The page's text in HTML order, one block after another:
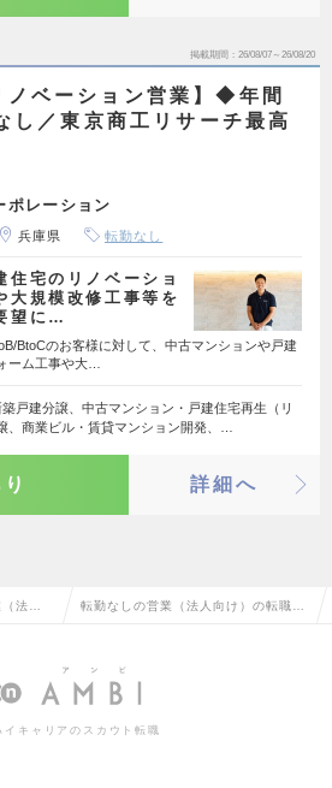
掲載期間 26/08/07～26/08/20
ノベーション営業】◆年間
し／東京商工リサーチ最高
ポレーション
兵庫県 転勤なし
住宅のリノベーショ
大規模改修工事等を
望に…
BtoCのお客様に対して、中古マンションや戸建
ーム工事や大…
戸建分譲、中古マンション・戸建住宅再生（リ
、商業ビル・賃貸マンション開発、…
詳細へ
法人 転勤なしの営業（法人向け）の転職・
イキャリアのスカウト転職